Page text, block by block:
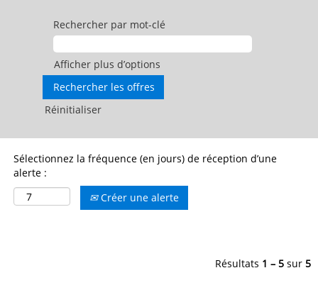
Rechercher par mot-clé
Afficher plus d’options
Réinitialiser
Sélectionnez la fréquence (en jours) de réception d’une
alerte :
Créer une alerte
Résultats 1 – 5 sur 5